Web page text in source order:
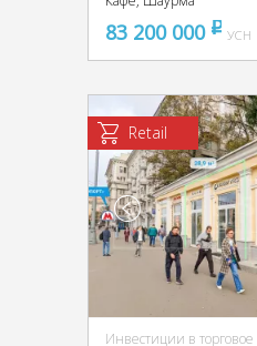
83 200 000 pуб
УСН
Retail
Инвестиции в